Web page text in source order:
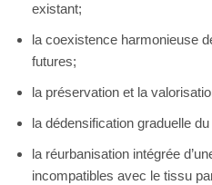
existant;
la coexistence harmonieuse
futures;
la préservation et la
la dédensification graduelle du
la réurbanisation intégrée
incompatibles avec le tissu